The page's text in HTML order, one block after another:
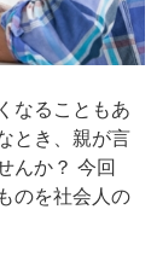
なることもあ
とき、親が言
んか？ 今回
のを社会人の